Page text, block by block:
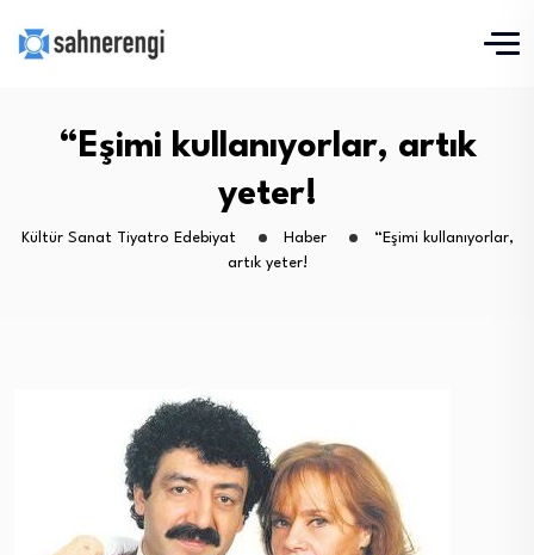
“Eşimi kullanıyorlar, artık
yeter!
Kültür Sanat Tiyatro Edebiyat Haber
“Eşimi kullanıyorlar,
artık yeter!